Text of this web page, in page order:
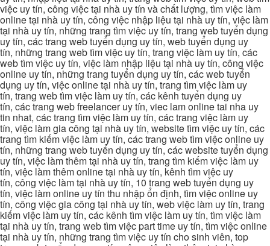
việc uy tín, công việc tại nhà uy tín và chất lượng, tìm việc làm
online tại nhà uy tín, công việc nhập liệu tại nhà uy tín, việc làm
tại nhà uy tín, những trang tìm việc uy tín, trang web tuyển dụng
uy tín, các trang web tuyển dụng uy tín, web tuyển dụng uy
tín, những trang web tìm việc uy tín, trang việc làm uy tín, các
web tìm việc uy tín, việc làm nhập liệu tại nhà uy tín, công việc
online uy tín, những trang tuyển dụng uy tín, các web tuyển
dụng uy tín, việc online tại nhà uy tín, trang tìm việc làm uy
tín, trang web tìm việc làm uy tín, các kênh tuyển dụng uy
tín, các trang web freelancer uy tín, viec lam online tai nha uy
tin nhat, các trang tìm việc làm uy tín, các trang việc làm uy
tín, việc làm gia công tại nhà uy tín, website tìm việc uy tín, các
trang tìm kiếm việc làm uy tín, các trang web tìm việc online uy
tín, những trang web tuyển dụng uy tín, các website tuyển dụng
uy tín, việc làm thêm tại nhà uy tín, trang tìm kiếm việc làm uy
tín, việc làm thêm online tại nhà uy tín, kênh tìm việc uy
tín, công việc làm tại nhà uy tín, 10 trang web tuyển dụng uy
tín, việc làm online uy tín thu nhập ổn định, tìm việc online uy
tín, công việc gia công tại nhà uy tín, web việc làm uy tín, trang
kiếm việc làm uy tín, các kênh tìm việc làm uy tín, tìm việc làm
tại nhà uy tín, trang web tìm việc part time uy tín, tìm việc online
tại nhà uy tín, những trang tìm việc uy tín cho sinh viên, top